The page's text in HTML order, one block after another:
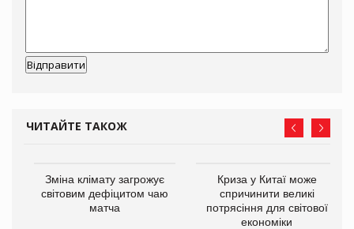
ЧИТАЙТЕ ТАКОЖ
Зміна клімату загрожує
світовим дефіцитом чаю
матча
Криза у Китаї може
спричинити великі
потрясіння для світової
економіки